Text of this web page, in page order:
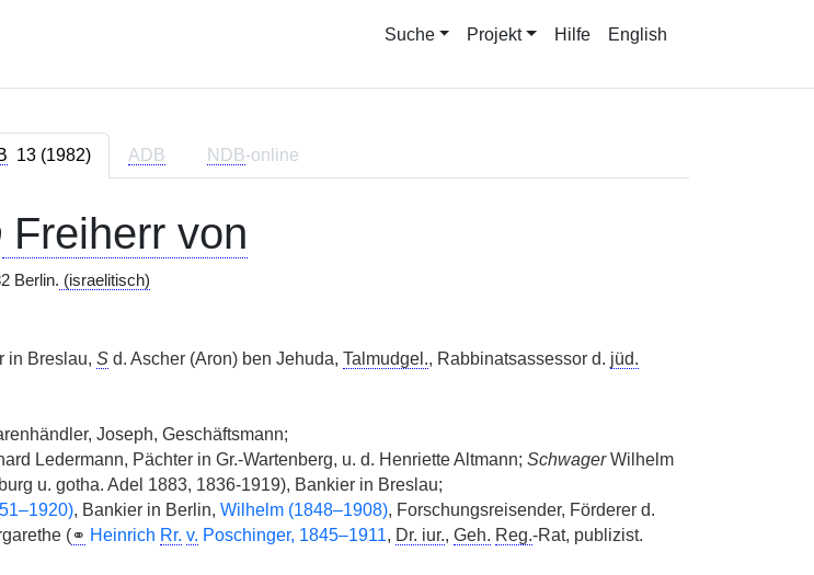
Suche Projekt Hilfe English
13 (1982) ADB NDB-online
Freiherr von
Berlin. (israelitisch)
in Breslau, Sd. Ascher (Aron) ben Jehuda, Talmudgel., Rabbinatsassessor d. jüd.
Joseph, Geschäftsmann;
Ledermann, Pächter in Gr.-Wartenberg, u. d. Henriette Altmann; SchwagerWilhelm
u. gotha. Adel 1883, 1836-1919), Bankier in Breslau;
, Bankier in Berlin, Wilhelm (1848–1908), Forschungsreisender, Förderer d.
(⚭ Heinrich Rr. v. Poschinger, 1845–1911, Dr. iur., Geh. Reg.-Rat, publizist.